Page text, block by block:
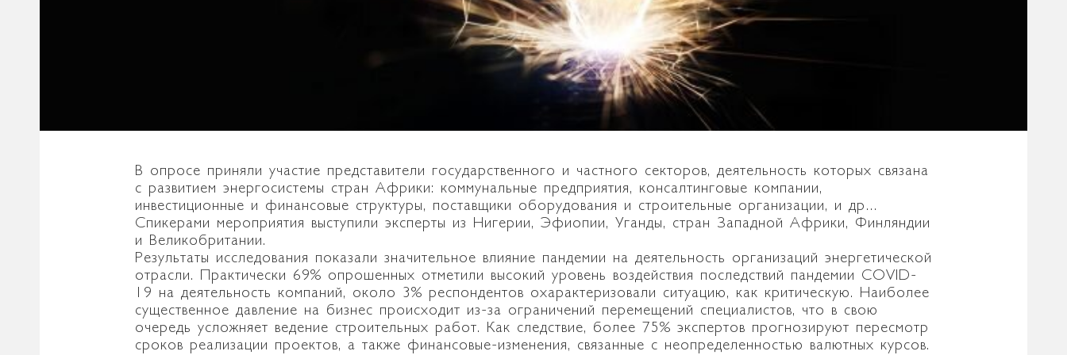
В опросе приняли участие представители государственного и частного секторов, деятельность которых связана
с развитием энергосистемы стран Африки: коммунальные предприятия, консалтинговые компании,
инвестиционные и финансовые структуры, поставщики оборудования и строительные организации, и др…
Спикерами мероприятия выступили эксперты из Нигерии, Эфиопии, Уганды, стран Западной Африки, Финляндии
и Великобритании.
Результаты исследования показали значительное влияние пандемии на деятельность организаций энергетической
отрасли. Практически 69% опрошенных отметили высокий уровень воздействия последствий пандемии COVID-
19 на деятельность компаний, около 3% респондентов охарактеризовали ситуацию, как критическую. Наиболее
существенное давление на бизнес происходит из-за ограничений перемещений специалистов, что в свою
очередь усложняет ведение строительных работ. Как следствие, более 75% экспертов прогнозируют пересмотр
сроков реализации проектов, а также финансовые-изменения, связанные с неопределенностью валютных курсов.